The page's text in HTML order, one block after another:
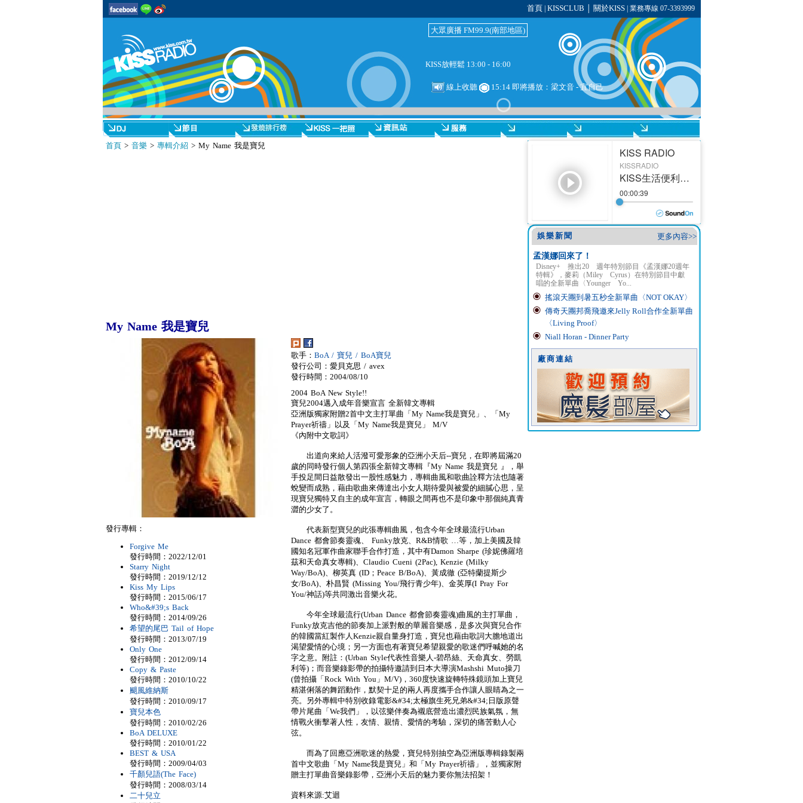
首頁 KISSCLUB 關於KISS| 業務專線 07-3393999
大眾廣播 FM99.9(南部地區)
KISS放輕鬆 13:00 - 16:00
線上收聽 15:14 即將播放： 梁文音- 宜自己
首頁> 音樂> 專輯介紹 > My Name 我是寶兒
My Name 我是寶兒
歌手： BoA / 寶兒 / BoA寶兒
發行公司：愛貝克思 / avex
發行時間：2004/08/10
2004 BoA New Style!!
寶兒2004邁入成年音樂宣言 全新韓文專輯
亞洲版獨家附贈2首中文主打單曲「My Name我是寶兒」、「My
Prayer祈禱」以及「My Name我是寶兒」 M/V
《內附中文歌詞》
出道向來給人活潑可愛形象的亞洲小天后--寶兒，在即將屆滿20
歲的同時發行個人第四張全新韓文專輯『My Name 我是寶兒 』，舉
手投足間日益散發出一股性感魅力，專輯曲風和歌曲詮釋方法也隨著
蛻變而成熟，藉由歌曲來傳達出小女人期待愛與被愛的細膩心思，呈
現寶兒獨特又自主的成年宣言，轉眼之間再也不是印象中那個純真青
澀的少女了。
代表新型寶兒的此張專輯曲風，包含今年全球最流行Urban
Dance 都會節奏靈魂、 Funky放克、R&B情歌 …等，加上美國及韓
國知名冠軍作曲家聯手合作打造，其中有Damon Sharpe (珍妮佛羅培
茲和天命真女專輯)、Claudio Cueni (2Pac), Kenzie (Milky
Way/BoA)、柳英真 (ID；Peace B/BoA)、黃成徹 (亞特蘭提斯少
女/BoA)、朴昌賢 (Missing You/飛行青少年)、金英厚(I Pray For
You/神話)等共同激出音樂火花。
今年全球最流行(Urban Dance 都會節奏靈魂)曲風的主打單曲，
Funky放克吉他的節奏加上派對般的華麗音樂感，是多次與寶兒合作
的韓國當紅製作人Kenzie親自量身打造，寶兒也藉由歌詞大膽地道出
渴望愛情的心境；另一方面也有著寶兒希望親愛的歌迷們呼喊她的名
字之意。附註：(Urban Style代表性音樂人-碧昂絲、天命真女、勞凱
利等)；而音樂錄影帶的拍攝特邀請到日本大導演Mashshi Muto操刀
(曾拍攝「Rock With You」M/V)，360度快速旋轉特殊鏡頭加上寶兒
精湛俐落的舞蹈動作，默契十足的兩人再度攜手合作讓人眼睛為之一
亮。另外專輯中特別收錄電影&#34;太極旗生死兄弟&#34;日版原聲
帶片尾曲「We我們」，以弦樂伴奏為襯底營造出濃烈民族氣氛，無
情戰火衝擊著人性，友情、親情、愛情的考驗，深切的痛苦動人心
弦。
而為了回應亞洲歌迷的熱愛，寶兒特別抽空為亞洲版專輯錄製兩
首中文歌曲「My Name我是寶兒」和「My Prayer祈禱」，並獨家附
贈主打單曲音樂錄影帶，亞洲小天后的魅力要你無法招架！
資料來源:艾迴
發行專輯：
Forgive Me
發行時間：2022/12/01
Starry Night
發行時間：2019/12/12
Kiss My Lips
發行時間：2015/06/17
Who&#39;s Back
發行時間：2014/09/26
希望的尾巴 Tail of Hope
發行時間：2013/07/19
Only One
發行時間：2012/09/14
Copy & Paste
發行時間：2010/10/22
颶風維納斯
發行時間：2010/09/17
寶兒本色
發行時間：2010/02/26
BoA DELUXE
發行時間：2010/01/22
BEST & USA
發行時間：2009/04/03
千顏兒語(The Face)
發行時間：2008/03/14
二十兒立
更多內容>>
娛樂新聞
孟漢娜回來了！
Disney+ 推出20 週年特別節目《孟漢娜20週年
特輯》，麥莉（Miley Cyrus）在特別節目中獻
唱的全新單曲〈Younger Yo...
搖滾天團到暑五秒全新單曲〈NOT OKAY〉
傳奇天團邦喬飛邀來Jelly Roll合作全新單曲
〈Living Proof〉
Niall Horan - Dinner Party
廠商連結